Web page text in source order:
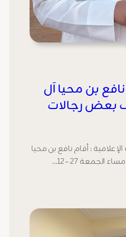
بن محيا آل
بعض رجالات
: أقام نافع بن محيا
27 – 12…